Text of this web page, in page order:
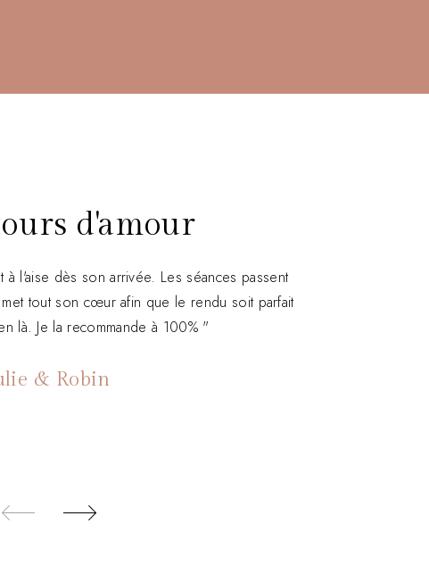
d'amour
l'aise dès son arrivée. Les séances passent
tout son cœur afin que le rendu soit parfait
là. Je la recommande à 100% "
& Robin